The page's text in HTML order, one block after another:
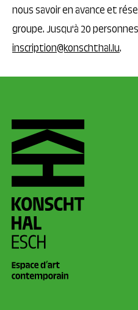
nous savoir en avance et
groupe. Jusqu'à 20
inscription@konschthal.lu.